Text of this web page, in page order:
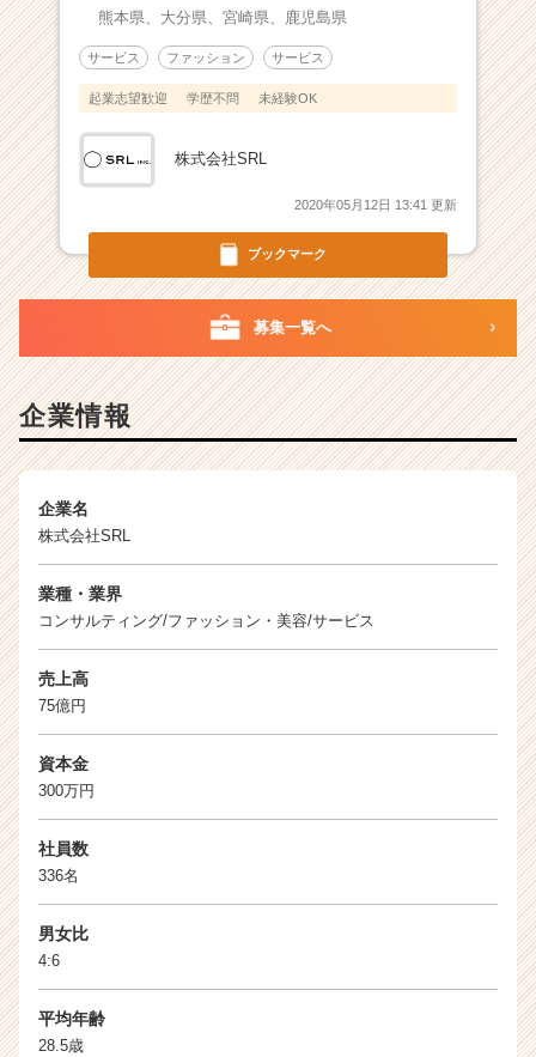
す！
ベ
ン
チ
ー・
ら
ス
が
届
サ
ト
h
e
ブックマーク
熊本県、 大分県、 宮崎県、 鹿児島県
サービス ファッション サービス
起業志望歓迎 学歴不問 未経験OK
株式会社SRL
2020年05月12日 13:41 更新
募集一覧へ
企業情報
企業名
株式会社SRL
業種・業界
コンサルティング/ファッション・美容/サービス
売上高
75億円
資本金
300万円
社員数
336名
男女比
4:6
平均年齢
28.5歳